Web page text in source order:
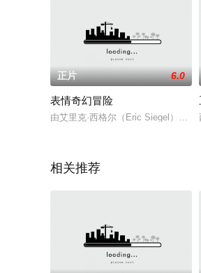
正片 6.0
表情奇幻冒险
由艾里克·西格尔（Eric Siegel）和
相关推荐